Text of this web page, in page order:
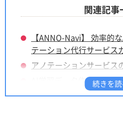
関連記事
【ANNO-Navi】 効率的
テーション代行サービス
アノテーションサービス
AI学習データ作成を支援
行サービス企業一覧